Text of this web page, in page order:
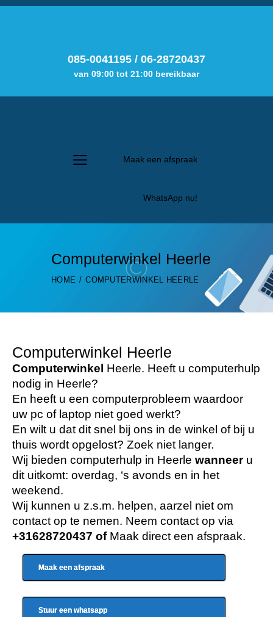
085-0041195 / 06-28720437
van 09:00 tot 21:00 bereikbaar
Maak een afspraak
WhatsApp nu!
Computerwinkel Heerle
HOME COMPUTERWINKEL HEERLE
Computerwinkel Heerle
Computerwinkel Heerle. Heeft u computerhulp
nodig in Heerle?
En heeft u een computerprobleem waardoor
uw pc of laptop niet goed werkt?
En wilt u dat dit snel bij ons in de winkel of bij u
thuis wordt opgelost? Zoek niet langer.
Wij bieden computerhulp in Heerle wanneeru
dit uitkomt: overdag, ‘s avonds en in het
weekend.
Wij kunnen u z.s.m. helpen, aarzel niet om
contact op te nemen. Neem contact op via
+31628720437 of Maak direct een afspraak.
Maak een afspraak
Stuur een whatsapp